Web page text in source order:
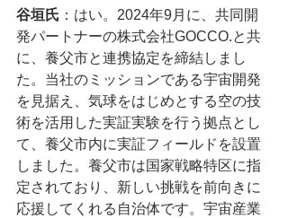
谷垣氏 ：はい。2024年9月に、共同開
発パートナーの株式会社GOCCO.と共
に、養父市と連携協定を締結しまし
た。当社のミッションである宇宙開発
を見据え、気球をはじめとする空の技
術を活用した実証実験を行う拠点とし
て、養父市内に実証フィールドを設置
しました。養父市は国家戦略特区に指
定されており、新しい挑戦を前向きに
応援してくれる自治体です。宇宙産業